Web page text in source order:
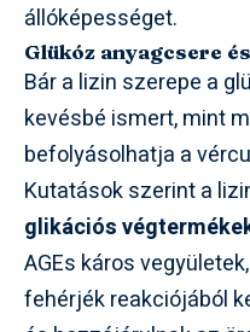
állóképességet.
Glükóz anyagcsere
Bár a lizin szerepe a
kevésbé ismert, mint
befolyásolhatja a
Kutatások szerint a
glikációs
AGEs káros
fehérjék reakciójából